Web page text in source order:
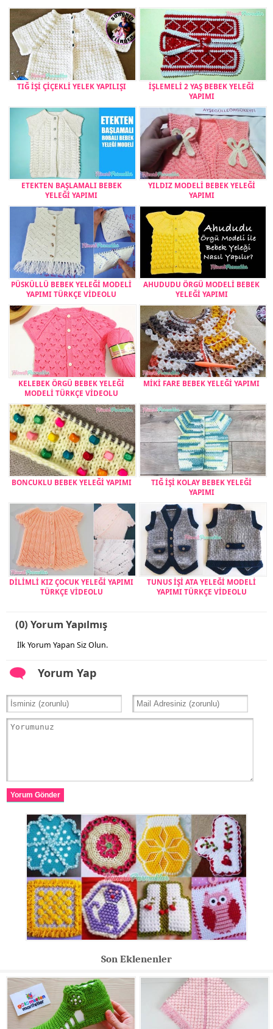
TIĞ İŞİ ÇİÇEKLİ YELEK YAPILIŞI
İŞLEMELİ 2 YAŞ BEBEK YELEĞİ
YAPIMI
ETEKTEN BAŞLAMALI BEBEK
YELEĞİ YAPIMI
YILDIZ MODELİ BEBEK YELEĞİ
YAPIMI
PÜSKÜLLÜ BEBEK YELEĞİ MODELİ
YAPIMI TÜRKÇE VİDEOLU
AHUDUDU ÖRGÜ MODELİ BEBEK
YELEĞİ YAPIMI
KELEBEK ÖRGÜ BEBEK YELEĞİ
MODELİ TÜRKÇE VİDEOLU
MİKİ FARE BEBEK YELEĞİ YAPIMI
BONCUKLU BEBEK YELEĞİ YAPIMI
TIĞ İŞİ KOLAY BEBEK YELEĞİ
YAPIMI
DİLİMLİ KIZ ÇOCUK YELEĞİ YAPIMI
TÜRKÇE VİDEOLU
TUNUS İŞİ ATA YELEĞİ MODELİ
YAPIMI TÜRKÇE VİDEOLU
(0) Yorum Yapılmış
İlk Yorum Yapan Siz Olun.
Yorum Yap
Yorum Gönder
Son Eklenenler